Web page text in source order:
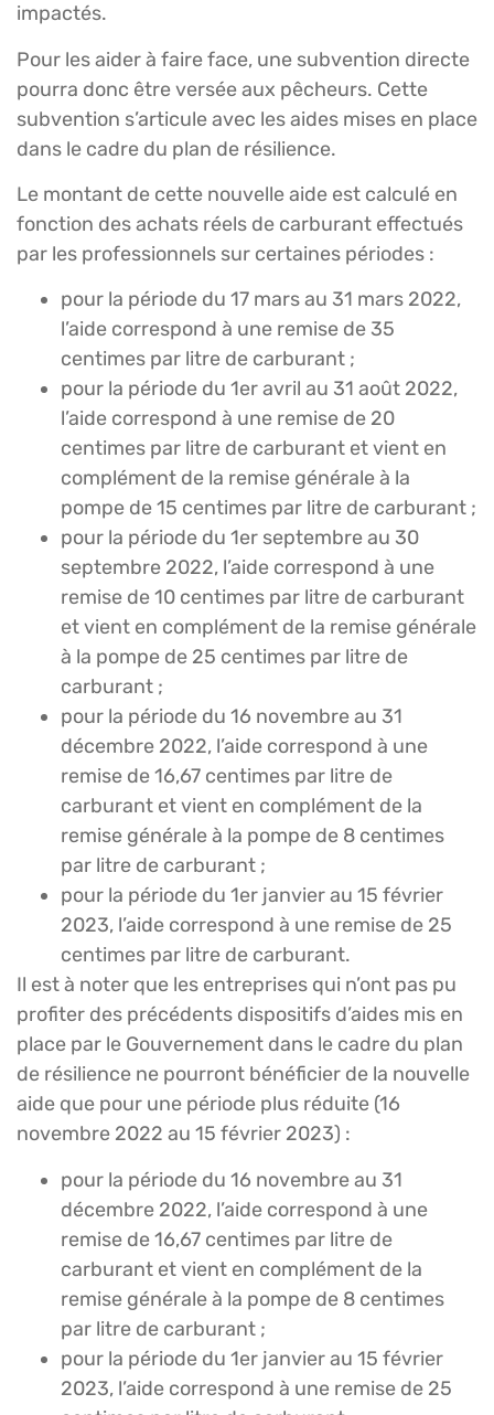
impactés.
Pour les aider à faire face, une subvention directe
pourra donc être versée aux pêcheurs. Cette
subvention s’articule avec les aides mises en place
dans le cadre du plan de résilience.
Le montant de cette nouvelle aide est calculé en
fonction des achats réels de carburant effectués
par les professionnels sur certaines périodes :
pour la période du 17 mars au 31 mars 2022,
l’aide correspond à une remise de 35
centimes par litre de carburant ;
pour la période du 1er avril au 31 août 2022,
l’aide correspond à une remise de 20
centimes par litre de carburant et vient en
complément de la remise générale à la
pompe de 15 centimes par litre de carburant ;
pour la période du 1er septembre au 30
septembre 2022, l’aide correspond à une
remise de 10 centimes par litre de carburant
et vient en complément de la remise générale
à la pompe de 25 centimes par litre de
carburant ;
pour la période du 16 novembre au 31
décembre 2022, l’aide correspond à une
remise de 16,67 centimes par litre de
carburant et vient en complément de la
remise générale à la pompe de 8 centimes
par litre de carburant ;
pour la période du 1er janvier au 15 février
2023, l’aide correspond à une remise de 25
centimes par litre de carburant.
Il est à noter que les entreprises qui n’ont pas pu
profiter des précédents dispositifs d’aides mis en
place par le Gouvernement dans le cadre du plan
de résilience ne pourront bénéficier de la nouvelle
aide que pour une période plus réduite (16
novembre 2022 au 15 février 2023) :
pour la période du 16 novembre au 31
décembre 2022, l’aide correspond à une
remise de 16,67 centimes par litre de
carburant et vient en complément de la
remise générale à la pompe de 8 centimes
par litre de carburant ;
pour la période du 1er janvier au 15 février
2023, l’aide correspond à une remise de 25